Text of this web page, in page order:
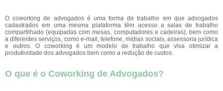
O coworking de advogados é uma forma de trabalho em que advogados
cadastrados em uma mesma plataforma têm acesso a salas de trabalho
compartilhado (equipadas com mesas, computadores e cadeiras), bem como
a diferentes serviços, como e-mail, telefone, mídias sociais, assessoria jurídica
e outros. O coworking é um modelo de trabalho que visa otimizar a
produtividade dos advogados bem como a redução de custos.
O que é o Coworking de Advogados?